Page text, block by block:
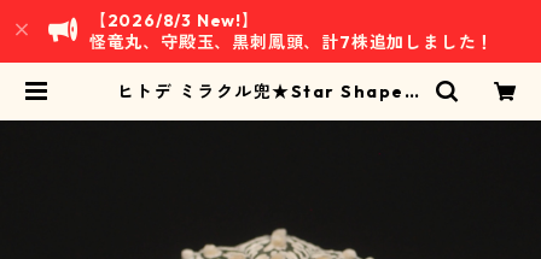
【2026/8/3 New!】
怪竜丸、守殿玉、黒刺鳳頭、計7株追加しました！
ヒトデ ミラクル兜★Star Shape(2